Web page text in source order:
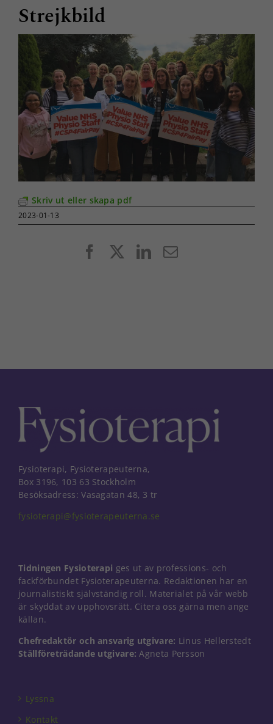
Strejkbild
Skriv ut eller skapa pdf
2023-01-13
FacebookLinkedIn
E-
Fysioterapi, Fysioterapeuterna,
Box 3196, 103 63 Stockholm
Besöksadress: Vasagatan 48, 3 tr
fysioterapi@fysioterapeuterna.se
Tidningen Fysioterapi ges ut av professions- och
fackförbundet Fysioterapeuterna. Redaktionen har en
journalistiskt självständig roll. Materialet på vår webb
är skyddat av upphovsrätt. Citera oss gärna men ange
källan.
Chefredaktör och ansvarig utgivare: Linus Hellerstedt
Ställföreträdande utgivare: Agneta Persson
Lyssna
Kontakt
Nödvändiga